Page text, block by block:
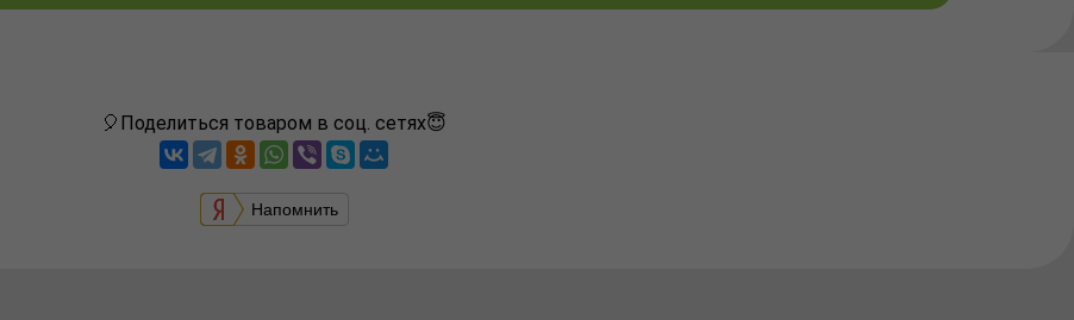
🎈Поделиться товаром в соц. сетях😇
Напомнить